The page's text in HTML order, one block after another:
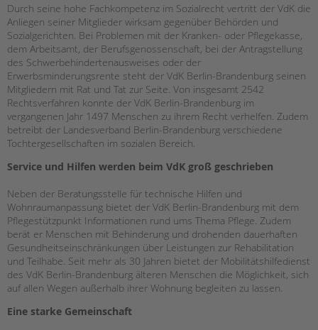
STADTTEILARBEIT
PROFIL | LEITBILD
Bereiche im Überblick
Kinder- und Jugendschutz
Unsere Videos
Gesellschafter VdK
schoolcoach BTL
tandem international
KARRIERE
Stellenangebote
tandem als Arbeitgeberin
NEWS/BLOG
unkuerzbar
Briefe an Kai
Durch seine hohe Fachkompetenz im Sozialrecht vertritt der VdK die
Anliegen seiner Mitglieder wirksam gegenüber Behörden und
Sozialgerichten. Bei Problemen mit der Kranken- oder Pflegekasse,
dem Arbeitsamt, der Berufsgenossenschaft, bei der Antragstellung
des Schwerbehindertenausweises oder der
Erwerbsminderungsrente steht der VdK Berlin-Brandenburg seinen
Mitgliedern mit Rat und Tat zur Seite. Von insgesamt 2542
Rechtsverfahren konnte der VdK Berlin-Brandenburg im
vergangenen Jahr 1497 Menschen zu ihrem Recht verhelfen. Zudem
betreibt der Landesverband Berlin-Brandenburg verschiedene
Tochtergesellschaften im sozialen Bereich.
Service und Hilfen werden beim VdK groß geschrieben
Neben der Beratungsstelle für technische Hilfen und
Wohnraumanpassung bietet der VdK Berlin-Brandenburg mit dem
Pflegestützpunkt Informationen rund ums Thema Pflege. Zudem
berät er Menschen mit Behinderung und drohenden dauerhaften
Gesundheitseinschränkungen über Leistungen zur Rehabilitation
und Teilhabe. Seit mehr als 30 Jahren bietet der Mobilitätshilfedienst
des VdK Berlin-Brandenburg älteren Menschen die Möglichkeit, sich
auf allen Wegen außerhalb ihrer Wohnung begleiten zu lassen.
Eine starke Gemeinschaft